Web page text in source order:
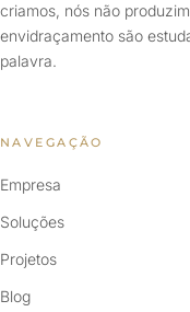
criamos, nós não
envidraçamento são
palavra.
NAVEGAÇÃO
Empresa
Soluções
Projetos
Blog